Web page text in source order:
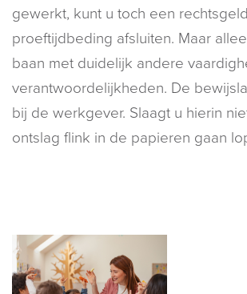
gewerkt, kunt u toch een
proeftijdbeding afsluiten. Maar
baan met duidelijk andere
verantwoordelijkheden. De
bij de werkgever. Slaagt u hierin
ontslag flink in de papieren gaan